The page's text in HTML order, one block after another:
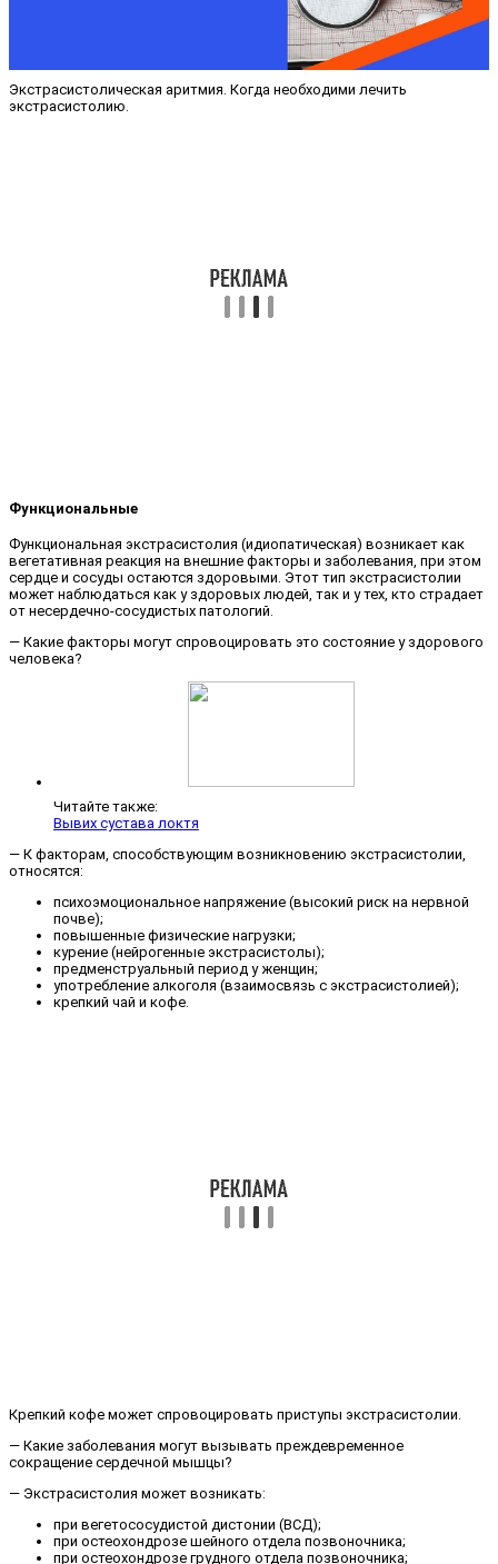
Экстрасистолическая аритмия. Когда необходими лечить
экстрасистолию.
Функциональные
Функциональная экстрасистолия (идиопатическая) возникает как
вегетативная реакция на внешние факторы и заболевания, при этом
сердце и сосуды остаются здоровыми. Этот тип экстрасистолии
может наблюдаться как у здоровых людей, так и у тех, кто страдает
от несердечно-сосудистых патологий.
— Какие факторы могут спровоцировать это состояние у здорового
человека?
Читайте также:
Вывих сустава локтя
— К факторам, способствующим возникновению экстрасистолии,
относятся:
психоэмоциональное напряжение (высокий риск на нервной
почве);
повышенные физические нагрузки;
курение (нейрогенные экстрасистолы);
предменструальный период у женщин;
употребление алкоголя (взаимосвязь с экстрасистолией);
крепкий чай и кофе.
Крепкий кофе может спровоцировать приступы экстрасистолии.
— Какие заболевания могут вызывать преждевременное
сокращение сердечной мышцы?
— Экстрасистолия может возникать:
при вегетососудистой дистонии (ВСД);
при остеохондрозе шейного отдела позвоночника;
при остеохондрозе грудного отдела позвоночника;